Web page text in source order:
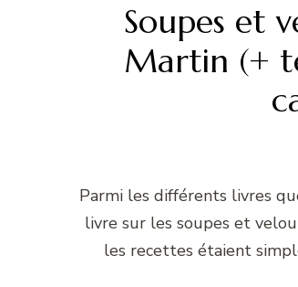
Soupes et
Martin (+
Parmi les différents livres
livre sur les soupes et
les recettes étaient